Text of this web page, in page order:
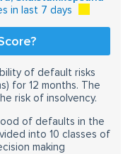
in last 7 days
of default risks
for 12 months. The
risk of insolvency.
of defaults in the
into 10 classes of
making